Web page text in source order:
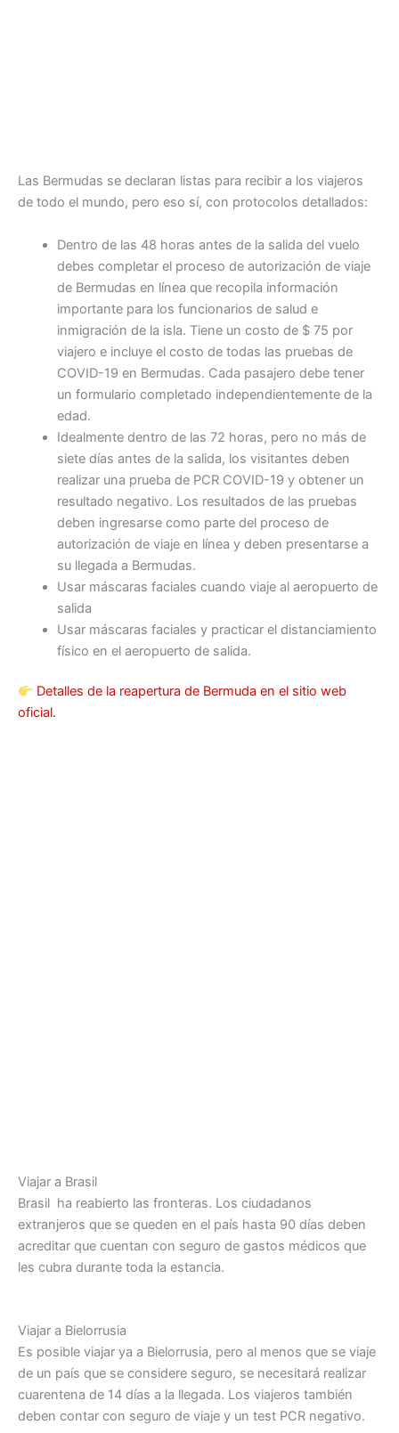
Las Bermudas se declaran listas para recibir a los viajeros
de todo el mundo, pero eso sí, con protocolos detallados:
Dentro de las 48 horas antes de la salida del vuelo
debes completar el proceso de autorización de viaje
de Bermudas en línea que recopila información
importante para los funcionarios de salud e
inmigración de la isla. Tiene un costo de $ 75 por
viajero e incluye el costo de todas las pruebas de
COVID-19 en Bermudas. Cada pasajero debe tener
un formulario completado independientemente de la
edad.
Idealmente dentro de las 72 horas, pero no más de
siete días antes de la salida, los visitantes deben
realizar una prueba de PCR COVID-19 y obtener un
resultado negativo. Los resultados de las pruebas
deben ingresarse como parte del proceso de
autorización de viaje en línea y deben presentarse a
su llegada a Bermudas.
Usar máscaras faciales cuando viaje al aeropuerto de
salida
Usar máscaras faciales y practicar el distanciamiento
físico en el aeropuerto de salida.
Detalles de la reapertura de Bermuda en el sitio web
oficial.
Viajar a Brasil
Brasil ha reabierto las fronteras. Los ciudadanos
extranjeros que se queden en el país hasta 90 días deben
acreditar que cuentan con seguro de gastos médicos que
les cubra durante toda la estancia.
Viajar a Bielorrusia
Es posible viajar ya a Bielorrusia, pero al menos que se viaje
de un país que se considere seguro, se necesitará realizar
cuarentena de 14 días a la llegada. Los viajeros también
deben contar con seguro de viaje y un test PCR negativo.